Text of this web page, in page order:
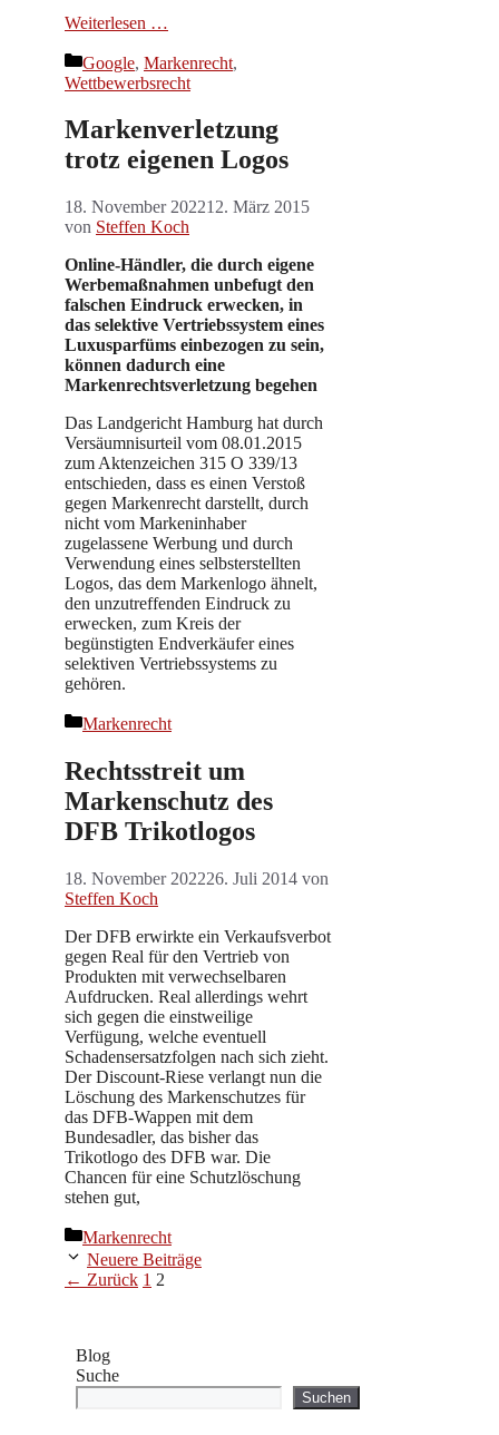
Weiterlesen …
Kategorien
Google, Markenrecht,
Wettbewerbsrecht
Markenverletzung
trotz eigenen Logos
18. November 202212. März 2015
von Steffen Koch
Online-Händler, die durch eigene
Werbemaßnahmen unbefugt den
falschen Eindruck erwecken, in
das selektive Vertriebssystem eines
Luxusparfüms einbezogen zu sein,
können dadurch eine
Markenrechtsverletzung begehen
Das Landgericht Hamburg hat durch
Versäumnisurteil vom 08.01.2015
zum Aktenzeichen 315 O 339/13
entschieden, dass es einen Verstoß
gegen Markenrecht darstellt, durch
nicht vom Markeninhaber
zugelassene Werbung und durch
Verwendung eines selbsterstellten
Logos, das dem Markenlogo ähnelt,
den unzutreffenden Eindruck zu
erwecken, zum Kreis der
begünstigten Endverkäufer eines
selektiven Vertriebssystems zu
gehören.
Kategorien
Markenrecht
Rechtsstreit um
Markenschutz des
DFB Trikotlogos
18. November 202226. Juli 2014 von
Steffen Koch
Der DFB erwirkte ein Verkaufsverbot
gegen Real für den Vertrieb von
Produkten mit verwechselbaren
Aufdrucken. Real allerdings wehrt
sich gegen die einstweilige
Verfügung, welche eventuell
Schadensersatzfolgen nach sich zieht.
Der Discount-Riese verlangt nun die
Löschung des Markenschutzes für
das DFB-Wappen mit dem
Bundesadler, das bisher das
Trikotlogo des DFB war. Die
Chancen für eine Schutzlöschung
stehen gut,
Kategorien
Markenrecht
Neuere Beiträge
← Zurück Seite
1 Seite
2
Blog
Suche
Suchen